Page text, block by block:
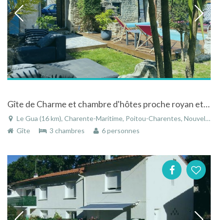
Gîte de Charme et chambre d'hôtes proche royan et de la mer, situés dans les marais
Le Gua (16 km), Charente-Maritime, Poitou-Charentes, Nouvelle-Aquitaine, France
Gîte
3 chambres 6 personnes